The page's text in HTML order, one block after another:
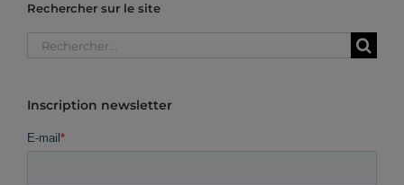
Rechercher sur le site
Rechercher:
Inscription newsletter